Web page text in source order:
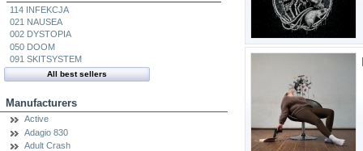
114 INFEKCJA
021 NAUSEA
002 DYSTOPIA
050 DOOM
091 SKITSYSTEM
All best sellers
Manufacturers
Active
Adagio 830
Adult Crash